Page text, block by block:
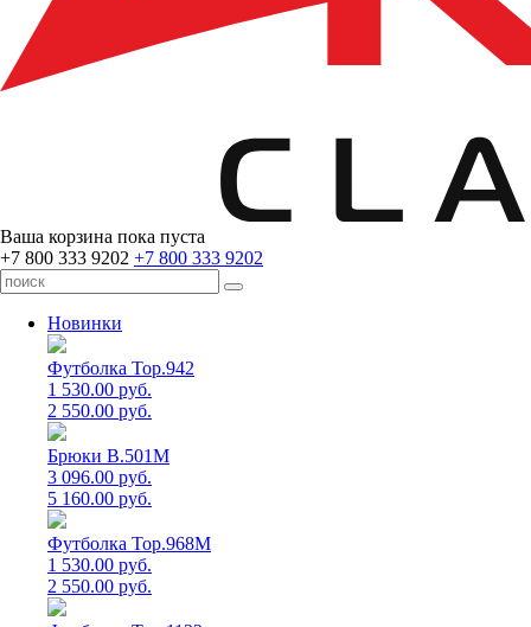
Ваша корзина пока пуста
+7 800 333 9202 +7 800 333 9202
Новинки
Футболка Top.942
1 530.00 руб.
2 550.00 руб.
Брюки B.501M
3 096.00 руб.
5 160.00 руб.
Футболка Top.968M
1 530.00 руб.
2 550.00 руб.